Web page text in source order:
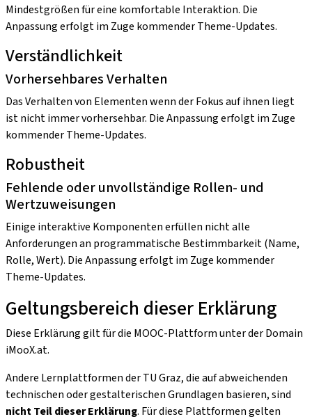
Mindestgrößen für eine komfortable Interaktion. Die
Anpassung erfolgt im Zuge kommender Theme-Updates.
Verständlichkeit
Vorhersehbares Verhalten
Das Verhalten von Elementen wenn der Fokus auf ihnen liegt
ist nicht immer vorhersehbar. Die Anpassung erfolgt im Zuge
kommender Theme-Updates.
Robustheit
Fehlende oder unvollständige Rollen- und
Wertzuweisungen
Einige interaktive Komponenten erfüllen nicht alle
Anforderungen an programmatische Bestimmbarkeit (Name,
Rolle, Wert). Die Anpassung erfolgt im Zuge kommender
Theme-Updates.
Geltungsbereich dieser Erklärung
Diese Erklärung gilt für die MOOC-Plattform unter der Domain
iMooX.at.
Andere Lernplattformen der TU Graz, die auf abweichenden
technischen oder gestalterischen Grundlagen basieren, sind
nicht Teil dieser Erklärung. Für diese Plattformen gelten